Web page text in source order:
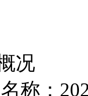
况
称：